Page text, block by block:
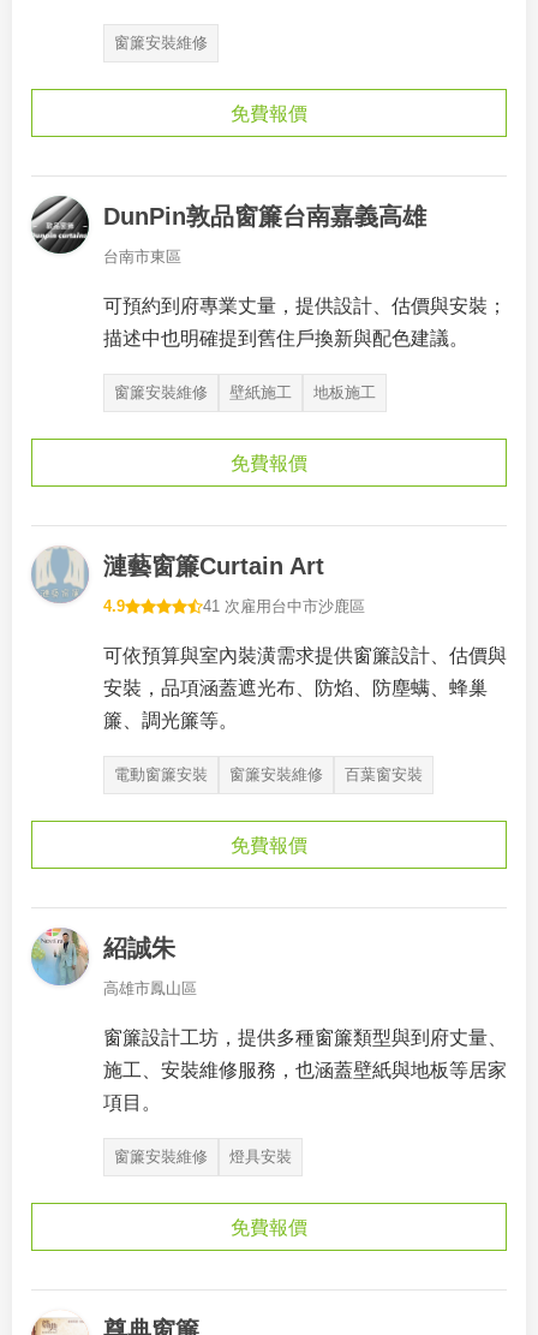
窗簾安裝維修
免費報價
DunPin敦品窗簾台南嘉義高雄
台南市東區
可預約到府專業丈量，提供設計、估價與安裝；
描述中也明確提到舊住戶換新與配色建議。
窗簾安裝維修 壁紙施工 地板施工
免費報價
漣藝窗簾Curtain Art
4.9 41 次雇用 台中市沙鹿區
可依預算與室內裝潢需求提供窗簾設計、估價與
安裝，品項涵蓋遮光布、防焰、防塵螨、蜂巢
簾、調光簾等。
電動窗簾安裝 窗簾安裝維修 百葉窗安裝
免費報價
紹誠朱
高雄市鳳山區
窗簾設計工坊，提供多種窗簾類型與到府丈量、
施工、安裝維修服務，也涵蓋壁紙與地板等居家
項目。
窗簾安裝維修 燈具安裝
免費報價